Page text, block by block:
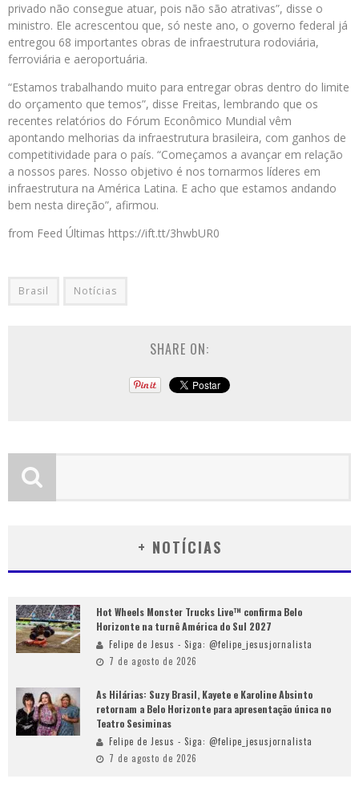
privado não consegue atuar, pois não são atrativas”, disse o
ministro. Ele acrescentou que, só neste ano, o governo federal já
entregou 68 importantes obras de infraestrutura rodoviária,
ferroviária e aeroportuária.
“Estamos trabalhando muito para entregar obras dentro do limite
do orçamento que temos”, disse Freitas, lembrando que os
recentes relatórios do Fórum Econômico Mundial vêm
apontando melhorias da infraestrutura brasileira, com ganhos de
competitividade para o país. “Começamos a avançar em relação
a nossos pares. Nosso objetivo é nos tornarmos líderes em
infraestrutura na América Latina. E acho que estamos andando
bem nesta direção”, afirmou.
from Feed Últimas https://ift.tt/3hwbUR0
Brasil Notícias
SHARE ON:
+ NOTÍCIAS
Hot Wheels Monster Trucks Live™ confirma Belo
Horizonte na turnê América do Sul 2027
Felipe de Jesus - Siga: @felipe_jesusjornalista
7 de agosto de 2026
As Hilárias: Suzy Brasil, Kayete e Karoline Absinto
retornam a Belo Horizonte para apresentação única no
Teatro Sesiminas
Felipe de Jesus - Siga: @felipe_jesusjornalista
7 de agosto de 2026